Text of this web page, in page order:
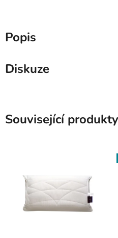
Popis
Diskuze
Související produkty